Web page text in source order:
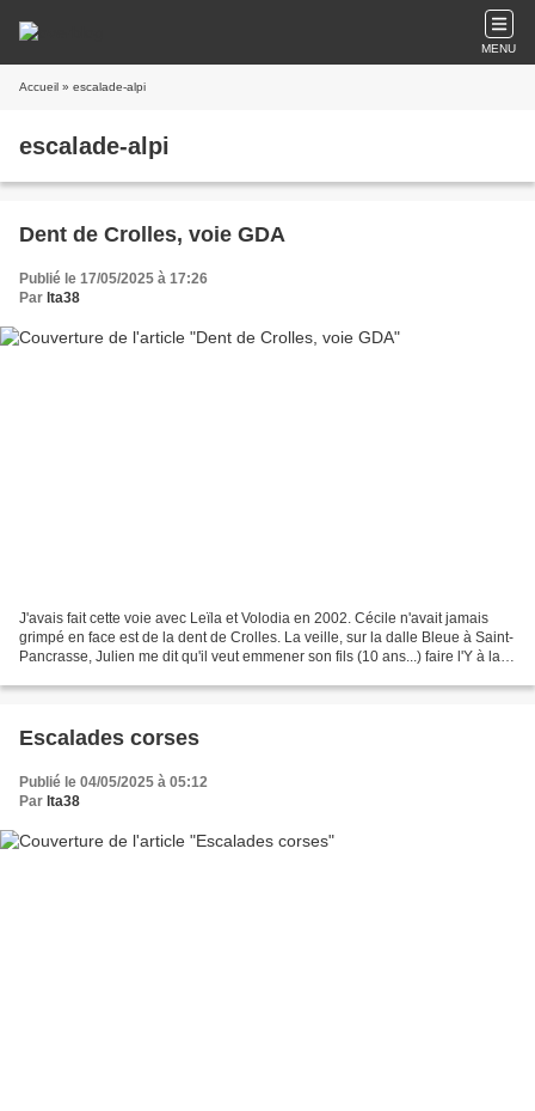
MENU
Accueil » escalade-alpi
escalade-alpi
Dent de Crolles, voie GDA
Publié le 17/05/2025 à 17:26
Par lta38
J'avais fait cette voie avec Leïla et Volodia en 2002. Cécile n'avait jamais
grimpé en face est de la dent de Crolles. La veille, sur la dalle Bleue à Saint-
Pancrasse, Julien me dit qu'il veut emmener son fils (10 ans...) faire l'Y à la
Escalades corses
Publié le 04/05/2025 à 05:12
Par lta38